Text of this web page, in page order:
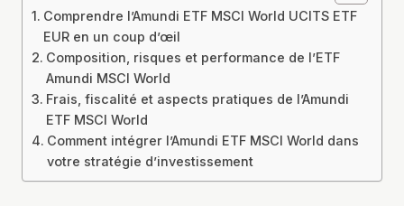
Comprendre l’Amundi ETF MSCI World UCITS ETF
EUR en un coup d’œil
Composition, risques et performance de l’ETF
Amundi MSCI World
Frais, fiscalité et aspects pratiques de l’Amundi
ETF MSCI World
Comment intégrer l’Amundi ETF MSCI World dans
votre stratégie d’investissement